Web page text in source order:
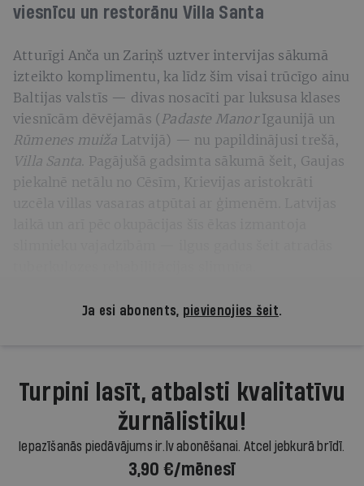
viesnīcu un restorānu Villa Santa
Atturīgi Anča un Zariņš uztver intervijas sākumā
izteikto komplimentu, ka līdz šim visai trūcīgo ainu
Baltijas valstīs — divas nosacīti par luksusa klases
viesnīcām dēvējamās ( Padaste ManorIgaunijā un
Rūmenes muiža Latvijā) — nu papildinājusi trešā,
Villa Santa . Pagājušā gadsimta sākumā šeit, Gaujas
piekalnē netālu no Cēsīm, Krievijas aristokrāti
Ja esi abonents, pievienojies šeit.
Turpini lasīt, atbalsti kvalitatīvu
žurnālistiku!
Iepazīšanās piedāvājums ir.lv abonēšanai. Atcel jebkurā brīdī.
3,90 €/mēnesī